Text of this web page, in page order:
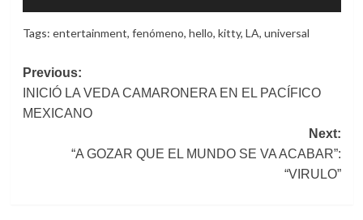
Tags: entertainment, fenómeno, hello, kitty, LA, universal
Post
navigation
Previous:
INICIÓ LA VEDA CAMARONERA EN EL PACÍFICO
MEXICANO
Next:
“A GOZAR QUE EL MUNDO SE VA ACABAR”:
“VIRULO”